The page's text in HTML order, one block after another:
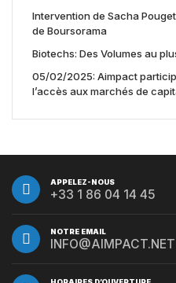
Intervention de Sacha
de Boursorama
Biotechs: Des Volumes au
05/02/2025: Aimpact
l’accès aux marchés de
APPELEZ-NOUS
+33 1 86 04 14 45
NOTRE EMAIL
INFO@AIMPACT.NET